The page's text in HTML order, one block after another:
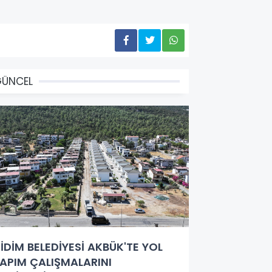
BELEDİYESİ AKBÜK'TE YOL
ÇALIŞMALARINI